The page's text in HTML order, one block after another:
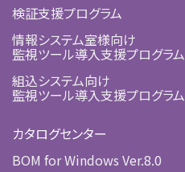
検証支援プログラム
情報システム室様向け
監視ツール導入支援プログラム
組込システム向け
監視ツール導入支援プログラム
カタログセンター
BOM for Windows Ver.8.0